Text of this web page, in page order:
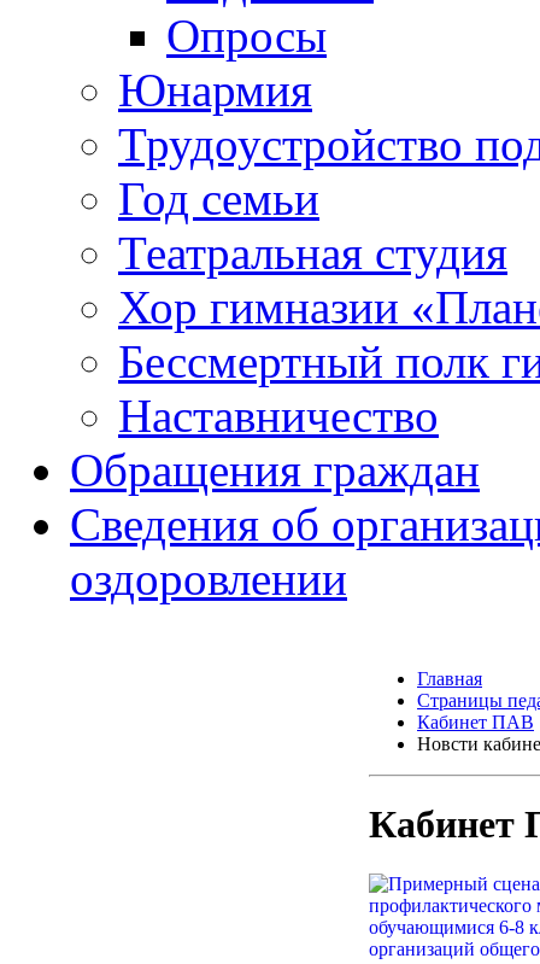
Опросы
Юнармия
Трудоустройство
Год семьи
Театральная студия
Хор гимназии
Бессмертный полк
Наставничество
Обращения граждан
Сведения об
оздоровлении
Главная
Страницы
Кабинет ПАВ
Новсти
Кабинет